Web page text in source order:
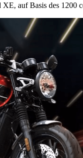
auf Basis des